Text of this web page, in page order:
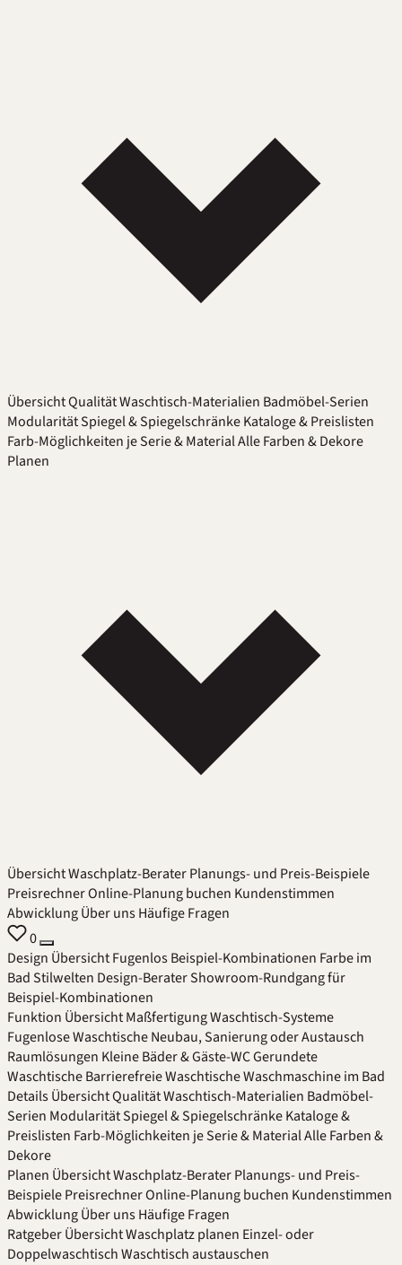
ÜbersichtQualitätWaschtisch-Materialien Badmöbel-Serien
ModularitätSpiegel & SpiegelschränkeKataloge & Preislisten
Farb-Möglichkeiten je Serie & MaterialAlle Farben & Dekore
Planen
ÜbersichtWaschplatz-BeraterPlanungs- und Preis-Beispiele
PreisrechnerOnline-Planung buchen Kundenstimmen
AbwicklungÜber unsHäufige Fragen
0
Design ÜbersichtFugenlosBeispiel-Kombinationen Farbe im
BadStilwelten Design-BeraterShowroom-Rundgang für
Beispiel-Kombinationen
Funktion ÜbersichtMaßfertigungWaschtisch-Systeme
Fugenlose WaschtischeNeubau, Sanierung oder Austausch
Raumlösungen Kleine Bäder & Gäste-WCGerundete
WaschtischeBarrierefreie WaschtischeWaschmaschine im Bad
DetailsÜbersichtQualitätWaschtisch-Materialien Badmöbel-
Serien ModularitätSpiegel & SpiegelschränkeKataloge &
Preislisten Farb-Möglichkeiten je Serie & MaterialAlle Farben &
Dekore
Planen ÜbersichtWaschplatz-BeraterPlanungs- und Preis-
BeispielePreisrechnerOnline-Planung buchen Kundenstimmen
AbwicklungÜber unsHäufige Fragen
RatgeberÜbersichtWaschplatz planen Einzel- oder
DoppelwaschtischWaschtisch austauschen